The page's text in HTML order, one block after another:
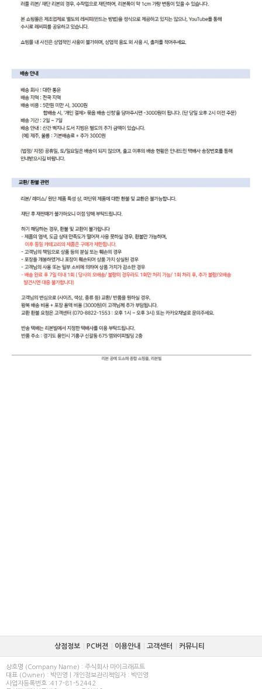
상점정보 PC버젼 이용안내 고객센터 커뮤니티
상호명 (Company Name) : 주식회사 마이크래프트
대표 (Owner) : 박민영 | 개인정보관리책임자 : 박민영
사업자등록번호 :417-81-52442